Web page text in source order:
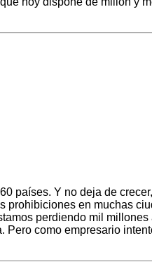
países. Y no deja de
en muchas
perdiendo mil
como empresario